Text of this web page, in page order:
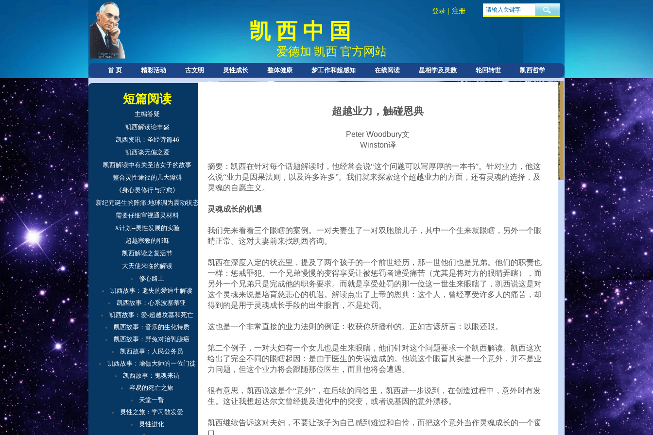
首 页 精彩活动 古文明 灵性成长 整体健康 梦工作和超感知 在线阅读 星相学及灵数 轮回转世 凯西哲学
凯 西 中 国
登录 注册
爱德加 · 凯西 官方网站
超越业力，触碰恩典
Peter Woodbury文
Winston译
摘要：凯西在针对每个话题解读时，他经常会说“这个问题可以写厚厚的一本书”。针对业力，他这
么说“业力是因果法则，以及许多许多”。我们就来探索这个超越业力的方面，还有灵魂的选择，及
灵魂的自愿主义。
灵魂成长的机遇
我们先来看看三个眼瞎的案例。一对夫妻生了一对双胞胎儿子，其中一个生来就眼瞎，另外一个眼
睛正常。这对夫妻前来找凯西咨询。
凯西在深度入定的状态里，提及了两个孩子的一个前世经历，那一世他们也是兄弟。他们的职责也
一样：惩戒罪犯。一个兄弟慢慢的变得享受让被惩罚者遭受痛苦（尤其是将对方的眼睛弄瞎），而
另外一个兄弟只是完成他的职务要求。而就是享受处罚的那一位这一世生来眼瞎了，凯西说这是对
这个灵魂来说是培育慈悲心的机遇。解读点出了上帝的恩典：这个人，曾经享受许多人的痛苦，却
得到的是用于灵魂成长手段的出生眼盲，不是处罚。
这也是一个非常直接的业力法则的例证：收获你所播种的。正如古谚所言：以眼还眼。
第二个例子，一对夫妇有一个女儿也是生来眼瞎，他们针对这个问题要求一个凯西解读。凯西这次
给出了完全不同的眼瞎起因：是由于医生的失误造成的。他说这个眼盲其实是一个意外，并不是业
力问题，但这个业力将会跟随那位医生，而且他将会遭遇。
很有意思，凯西说这是个“意外”，在后续的问答里，凯西进一步说到，在创造过程中，意外时有发
生。这让我想起达尔文曾经提及进化中的突变，或者说基因的意外漂移。
凯西继续告诉这对夫妇，不要让孩子为自己感到难过和自怜，而把这个意外当作灵魂成长的一个窗
口。
短篇阅读
主编答疑
凯西解读论丰盛
凯西资讯：圣经诗篇46
凯西谈无偏之爱
凯西解读中有关圣洁女子的故事
整合灵性途径的几大障碍
《身心灵修行与疗愈》
新纪元诞生的阵痛:地球调为震动状态
需要仔细审视通灵材料
X计划--灵性发展的实验
超越宗教的耶稣
凯西解读之复活节
大天使来临的解读
修心路上
凯西故事： 遗失的爱迪生解读
凯西故事：心系波塞蒂亚
凯西故事：爱-超越坟墓和死亡
凯西故事：音乐的生化特质
凯西故事：野兔对治乳腺癌
凯西故事：人民公务员
凯西故事：瑜伽大师的一位门徒
凯西故事：鬼魂来访
容易的死亡之旅
天堂一瞥
灵性之旅：学习散发爱
灵性进化